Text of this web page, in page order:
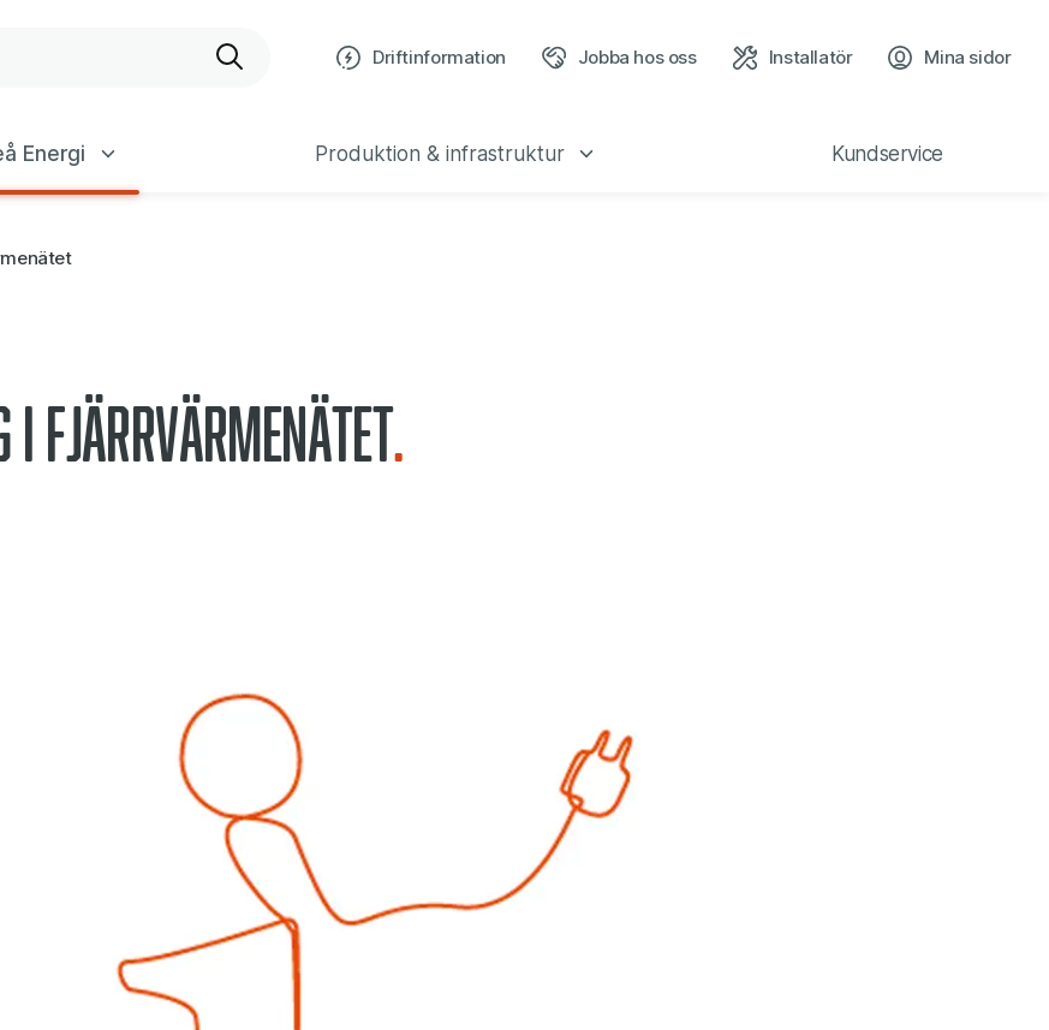
Driftinformation Jobba hos oss Installatör
Mina sidor
Energi Produktion & infrastruktur Kundservice
i fjärrvärmenätet